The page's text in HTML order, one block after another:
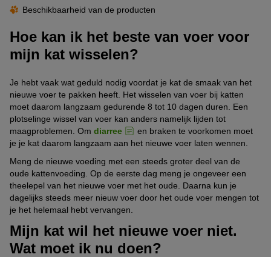
Beschikbaarheid van de producten
Hoe kan ik het beste van voer voor
mijn kat wisselen?
Je hebt vaak wat geduld nodig voordat je kat de smaak van het
nieuwe voer te pakken heeft. Het wisselen van voer bij katten
moet daarom langzaam gedurende 8 tot 10 dagen duren. Een
plotselinge wissel van voer kan anders namelijk lijden tot
maagproblemen. Om diarree
en braken te voorkomen moet
je je kat daarom langzaam aan het nieuwe voer laten wennen.
Meng de nieuwe voeding met een steeds groter deel van de
oude kattenvoeding. Op de eerste dag meng je ongeveer een
theelepel van het nieuwe voer met het oude. Daarna kun je
dagelijks steeds meer nieuw voer door het oude voer mengen tot
je het helemaal hebt vervangen.
Mijn kat wil het nieuwe voer niet.
Wat moet ik nu doen?